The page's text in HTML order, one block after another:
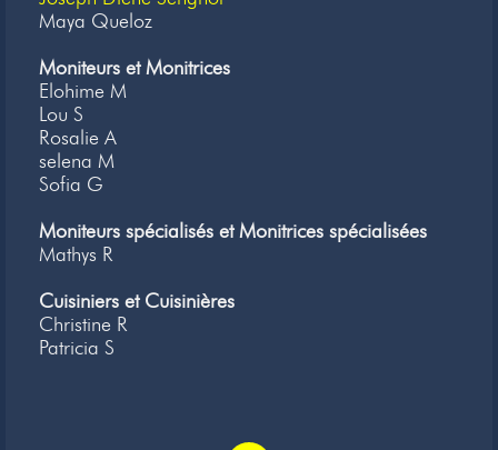
Maya Queloz
Moniteurs et Monitrices
Elohime M
Lou S
Rosalie A
selena M
Sofia G
Moniteurs spécialisés et Monitrices spécialisées
Mathys R
Cuisiniers et Cuisinières
Christine R
Patricia S